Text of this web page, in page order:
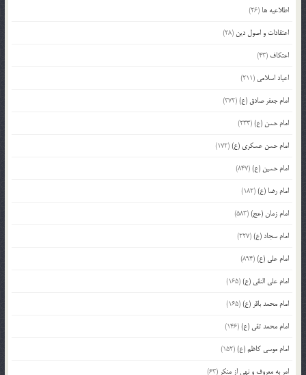
اطلاعیه ها (26)
اعتقادات و اصول دین (28)
اعتکاف (43)
اعیاد اسلامی (211)
امام جعفر صادق (ع)(372)
امام حسن (ع)(233)
امام حسن عسکری (ع)(172)
امام حسین (ع)(847)
امام رضا (ع)(182)
امام زمان (عج)(583)
امام سجاد (ع)(227)
امام علی (ع)(894)
امام علی النقی (ع)(165)
امام محمد باقر (ع)(165)
امام محمد تقی (ع)(146)
امام موسی کاظم (ع)(152)
امر به معروف و نهی از منکر (63)